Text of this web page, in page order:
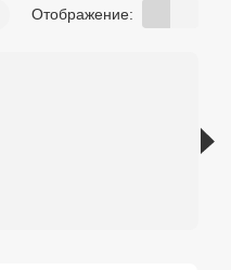
Отображение: